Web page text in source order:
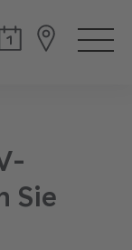
Sie